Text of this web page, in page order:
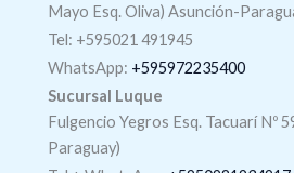
Mayo Esq. Oliva) Asunción-
Tel: +595021 491945
WhatsApp: +595972235400
Sucursal Luque
Fulgencio Yegros Esq. Tacuarí Nº
Paraguay)